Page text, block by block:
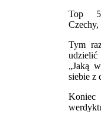
Top
Tym
„Jaką
siebie z